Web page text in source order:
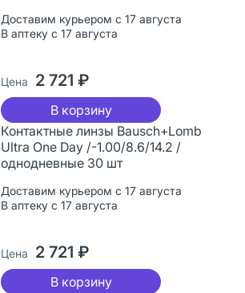
Доставим курьером с 17 августа
В аптеку с 17 августа
Цена 2 721 ₽
В корзину
Контактные линзы Bausch+Lomb
Ultra One Day /-1.00/8.6/14.2 /
однодневные 30 шт
Доставим курьером с 17 августа
В аптеку с 17 августа
Цена 2 721 ₽
В корзину